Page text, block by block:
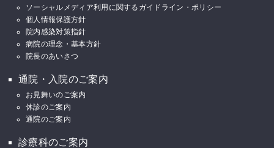
ソーシャルメディア利用に関するガイドライン・ポリシー
個人情報保護方針
院内感染対策指針
病院の理念・基本方針
院長のあいさつ
通院・入院のご案内
お見舞いのご案内
休診のご案内
通院のご案内
診療科のご案内